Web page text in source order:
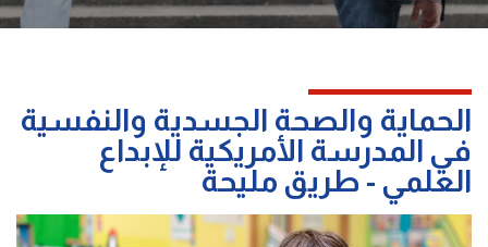
الحماية والصحة الجسدية والنفسية
في المدرسة الأمريكية للإبداع
العلمي - طريق مليحة